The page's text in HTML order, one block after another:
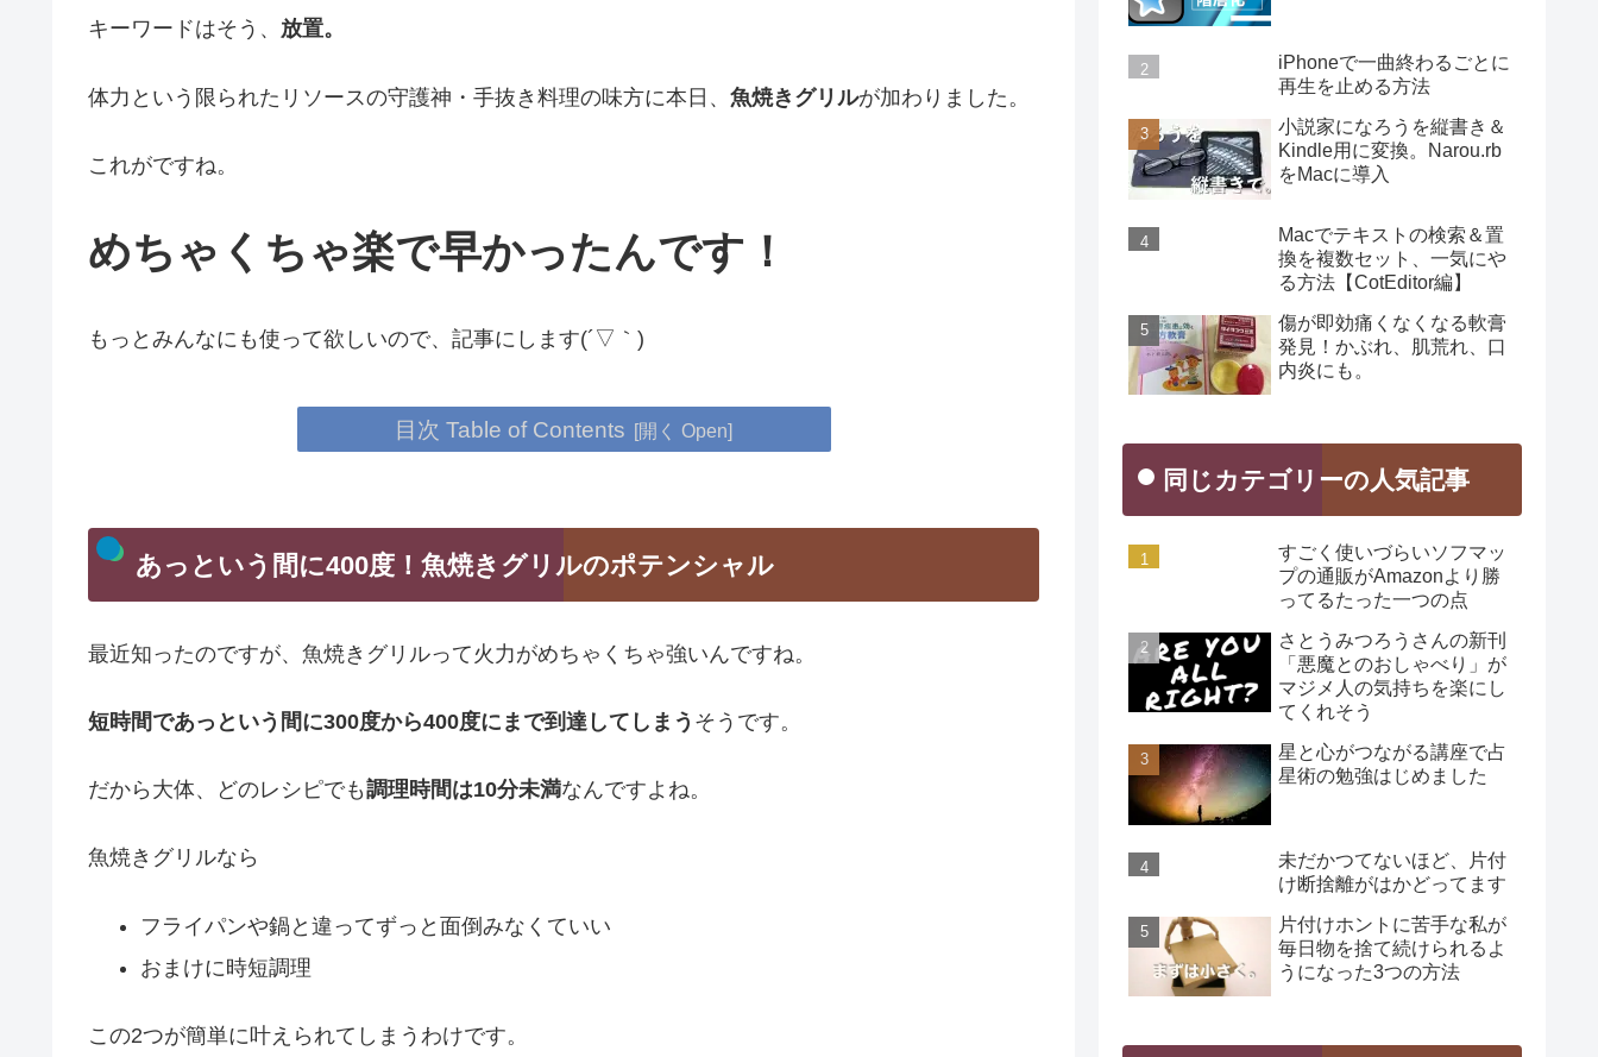
キーワードはそう、 放置。
体力という限られたリソースの守護神・手抜き料理の味方に本日、 魚焼きグリルが加わりました。
これがですね。
めちゃくちゃ楽で早かったんです！
もっとみんなにも使って欲しいので、記事にします(´▽｀)
目次 Table of Contents
あっという間に400度！魚焼きグリルのポテンシャル
最近知ったのですが、魚焼きグリルって火力がめちゃくちゃ強いんですね。
短時間であっという間に300度から400度にまで到達してしまう そうです。
だから大体、どのレシピでも調理時間は10分未満なんですよね。
魚焼きグリルなら
フライパンや鍋と違ってずっと面倒みなくていい
おまけに時短調理
この2つが簡単に叶えられてしまうわけです。
iPhoneで一曲終わるごとに
再生を止める方法
小説家になろうを縦書き＆
Kindle用に変換。Narou.rb
をMacに導入
Macでテキストの検索＆置
換を複数セット、一気にや
る方法【CotEditor編】
傷が即効痛くなくなる軟膏
発見！かぶれ、肌荒れ、口
内炎にも。
同じカテゴリーの人気記事
すごく使いづらいソフマッ
プの通販がAmazonより勝
ってるたった一つの点
さとうみつろうさんの新刊
「悪魔とのおしゃべり」が
マジメ人の気持ちを楽にし
てくれそう
星と心がつながる講座で占
星術の勉強はじめました
未だかつてないほど、片付
け断捨離がはかどってます
片付けホントに苦手な私が
毎日物を捨て続けられるよ
うになった3つの方法